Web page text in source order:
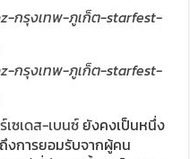
เซเดส-เบนซ์ยังคงเป็นหนึ่ง
งการยอมรับจากผู้คน